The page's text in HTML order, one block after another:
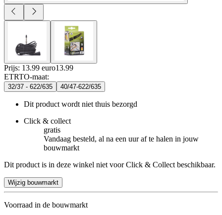
Prijs: 13.99 euro13.99
ETRTO-maat:
32/37 - 622/635 40/47-622/635
Dit product wordt niet thuis bezorgd
Click & collect
gratis
Vandaag besteld, al na een uur af te halen in jouw
bouwmarkt
Dit product is in deze winkel niet voor Click & Collect beschikbaar.
Wijzig bouwmarkt
Voorraad in de bouwmarkt